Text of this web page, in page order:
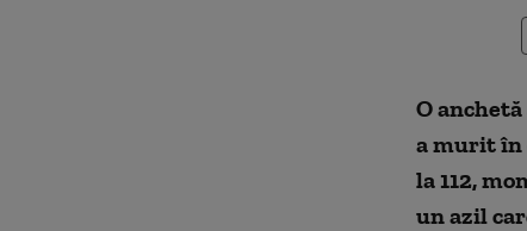
Oanchetă
a murit în
la 112,
un azil